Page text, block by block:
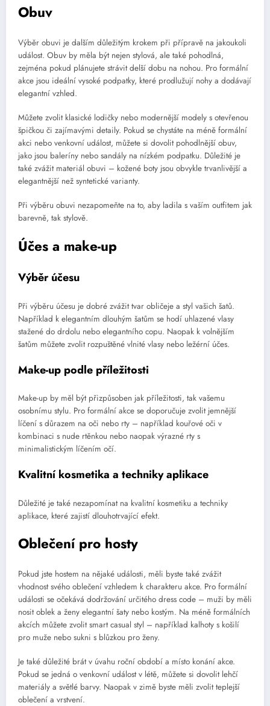
Obuv
Výběr obuvi je dalším důležitým krokem při přípravě na jakoukoli
událost. Obuv by měla být nejen stylová, ale také pohodlná,
zejména pokud plánujete strávit delší dobu na nohou. Pro formální
akce jsou ideální vysoké podpatky, které prodlužují nohy a dodávají
elegantní vzhled.
Můžete zvolit klasické lodičky nebo modernější modely s otevřenou
špičkou či zajímavými detaily. Pokud se chystáte na méně formální
akci nebo venkovní událost, můžete si dovolit pohodlnější obuv,
jako jsou baleríny nebo sandály na nízkém podpatku. Důležité je
také zvážit materiál obuvi – kožené boty jsou obvykle trvanlivější a
elegantnější než syntetické varianty.
Při výběru obuvi nezapomeňte na to, aby ladila s vaším outfitem jak
barevně, tak stylově.
Účes a make-up
Výběr účesu
Při výběru účesu je dobré zvážit tvar obličeje a styl vašich šatů.
Například k elegantním dlouhým šatům se hodí uhlazené vlasy
stažené do drdolu nebo elegantního copu. Naopak k volnějším
šatům můžete zvolit rozpuštěné vlnité vlasy nebo ležérní účes.
Make-up podle příležitosti
Make-up by měl být přizpůsoben jak příležitosti, tak vašemu
osobnímu stylu. Pro formální akce se doporučuje zvolit jemnější
líčení s důrazem na oči nebo rty – například kouřové oči v
kombinaci s nude rtěnkou nebo naopak výrazné rty s
minimalistickým líčením očí.
Kvalitní kosmetika a techniky aplikace
Důležité je také nezapomínat na kvalitní kosmetiku a techniky
aplikace, které zajistí dlouhotrvající efekt.
Oblečení pro hosty
Pokud jste hostem na nějaké události, měli byste také zvážit
vhodnost svého oblečení vzhledem k charakteru akce. Pro formální
události se očekává dodržování určitého dress code – muži by měli
nosit oblek a ženy elegantní šaty nebo kostým. Na méně formálních
akcích můžete zvolit smart casual styl – například kalhoty s košilí
pro muže nebo sukni s blůzkou pro ženy.
Je také důležité brát v úvahu roční období a místo konání akce.
Pokud se jedná o venkovní událost v létě, můžete si dovolit lehčí
materiály a světlé barvy. Naopak v zimě byste měli zvolit teplejší
oblečení a vrstvení.